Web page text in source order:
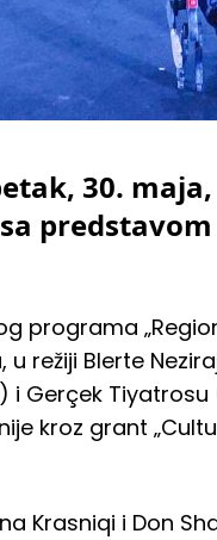
30.
predstavom
programa
režiji Blerte
Gerçek Tiyatrosu
kroz grant
Krasniqi i Don